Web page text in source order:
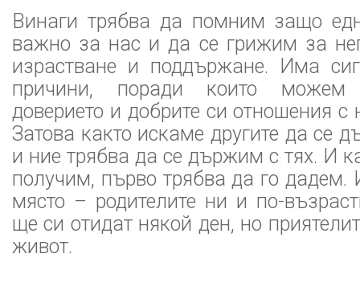
Винаги трябва да помним защо
важно за нас и да се грижим за
израстване и поддържане. Има
причини, поради които
доверието и добрите си отношения с
Затова както искаме другите да се
и ние трябва да се държим с тях. И
получим, първо трябва да го дадем.
място – родителите ни и по-
ще си отидат някой ден, но
живот.